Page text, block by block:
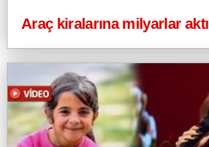
Araç kiralarına milyarlar aktı